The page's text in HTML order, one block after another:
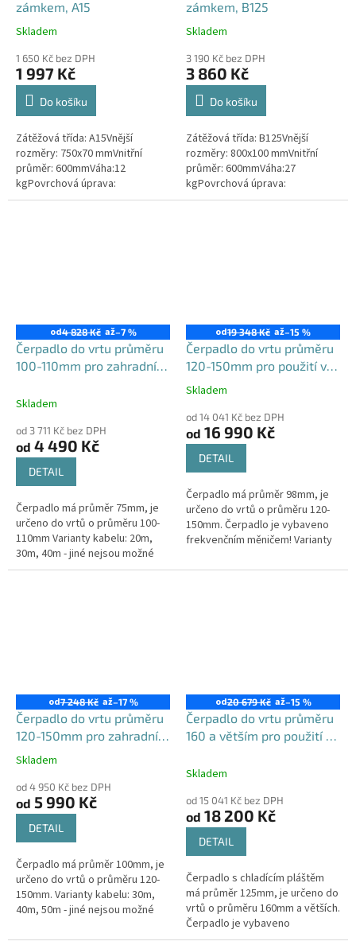
zámkem, A15
Průměrné
produktu
je
4,5
hvězdiček.
Skladem
1 650 Kč bez DPH
1 997 Kč
Do košíku
Zátěžová třída: A15Vnější
rozměry: 750x70 mmVnitřní
průměr: 600mmVáha:12
kgPovrchová úprava:
protiskluzBarva: černá / černo-
zámkem, B125
Průměrné
produktu
je
4,5
hvězdiček.
Skladem
3 190 Kč bez DPH
3 860 Kč
Do košíku
Zátěžová třída: B125Vnější
rozměry: 800x100 mmVnitřní
průměr: 600mmVáha:27
kgPovrchová úprava:
protiskluzBarva: černáPoklop je
od4 828 Kč až–7 %
Čerpadlo do vrtu průměru
100-110mm pro zahradní
Skladem
od 3 711 Kč bez DPH
od 4 490 Kč
DETAIL
Čerpadlo má průměr 75mm, je
určeno do vrtů o průměru 100-
110mm Varianty kabelu: 20m,
30m, 40m - jiné nejsou možné
Maximální výtlak: 100mMaximální
od19 348 Kč až–15 %
Čerpadlo do vrtu průměru
120-150mm pro použití v
domácnosti i na zahradě,
MĚNIČEM
Průměrné
produktu
je
hvězdiček.
Skladem
od 14 041 Kč bez DPH
od 16 990 Kč
DETAIL
Čerpadlo má průměr 98mm, je
určeno do vrtů o průměru 120-
150mm. Čerpadlo je vybaveno
frekvenčním měničem! Varianty
Maximální výtlak: 95 / 128 / 169 m
od7 248 Kč až–17 %
Čerpadlo do vrtu průměru
120-150mm pro zahradní
použití, 4STM
Průměrné
produktu
je
hvězdiček.
Skladem
od 4 950 Kč bez DPH
od 5 990 Kč
DETAIL
Čerpadlo má průměr 100mm, je
určeno do vrtů o průměru 120-
150mm. Varianty kabelu: 30m,
40m, 50m - jiné nejsou možné
dle délky...
od20 679 Kč až–15 %
Čerpadlo do vrtu průměru
160 a větším pro použití v
set 4STE s FREKVENČNÍM
plášťěm
Skladem
od 15 041 Kč bez DPH
od 18 200 Kč
DETAIL
Čerpadlo s chladícím pláštěm
má průměr 125mm, je určeno do
vrtů o průměru 160mm a větších.
Čerpadlo je vybaveno
frekvenčním měničem! Varianty